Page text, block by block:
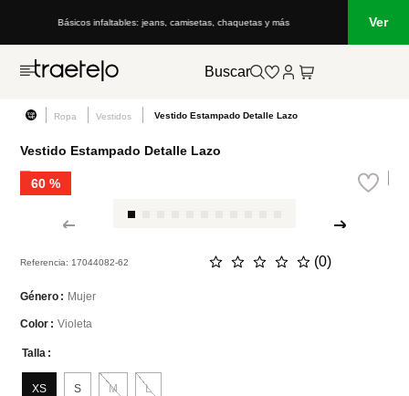
Básicos infaltables: jeans, camisetas, chaquetas y más Ver
Buscar
Ropa Vestidos Vestido Estampado Detalle Lazo
Vestido Estampado Detalle Lazo
60 %
Referencia: 17044082-62 ☆ ☆ ☆ ☆ ☆ (0)
Género Mujer
Color Violeta
Talla
L
M
S
XS